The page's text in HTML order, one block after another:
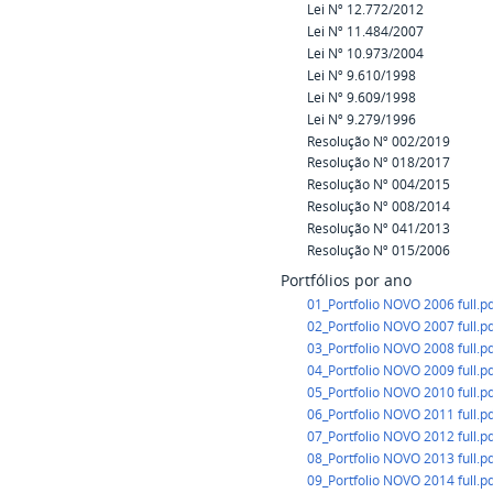
Lei Nº 12.772/2012
Lei Nº 11.484/2007
Lei Nº 10.973/2004
Lei Nº 9.610/1998
Lei Nº 9.609/1998
Lei Nº 9.279/1996
Resolução Nº 002/2019
Resolução Nº 018/2017
Resolução Nº 004/2015
Resolução Nº 008/2014
Resolução Nº 041/2013
Resolução Nº 015/2006
Portfólios por ano
01_Portfolio NOVO 2006
02_Portfolio NOVO 2007
03_Portfolio NOVO 2008
04_Portfolio NOVO 2009
05_Portfolio NOVO 2010
06_Portfolio NOVO 2011
07_Portfolio NOVO 2012
08_Portfolio NOVO 2013
09_Portfolio NOVO 2014